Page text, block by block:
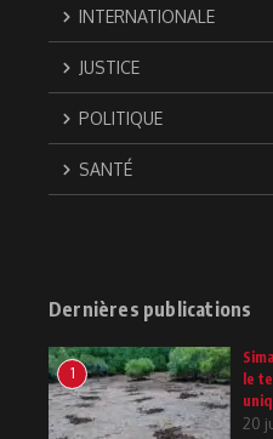
INTERNATIONALE
JUSTICE
POLITIQUE
SANTÉ
Dernières publications
1
le
20